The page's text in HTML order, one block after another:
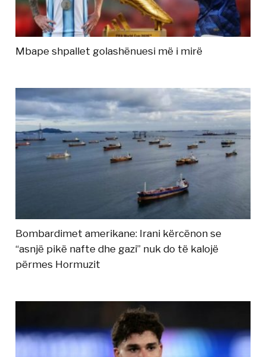
Mbape shpallet golashënuesi më i mirë
Bombardimet amerikane: Irani kërcënon se
“asnjë pikë nafte dhe gazi” nuk do të kalojë
përmes Hormuzit